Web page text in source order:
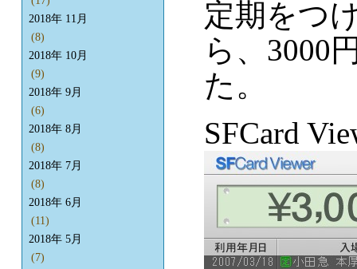
定期をつ
ら、3000
た。
SFCard
2018年 11月
(8)
2018年 10月
(9)
2018年 9月
(6)
2018年 8月
(8)
2018年 7月
(8)
2018年 6月
(11)
2018年 5月
(7)